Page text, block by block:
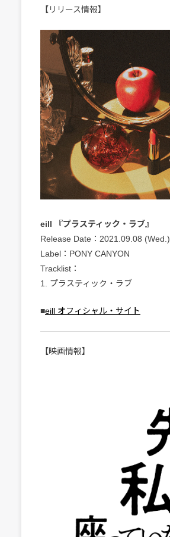
【リリース情報】
eill 『プラスティック・ラブ』
Release Date：2021.09.08 (Wed.)
Label：PONY CANYON
Tracklist：
1. プラスティック・ラブ
■eill オフィシャル・サイト
【映画情報】